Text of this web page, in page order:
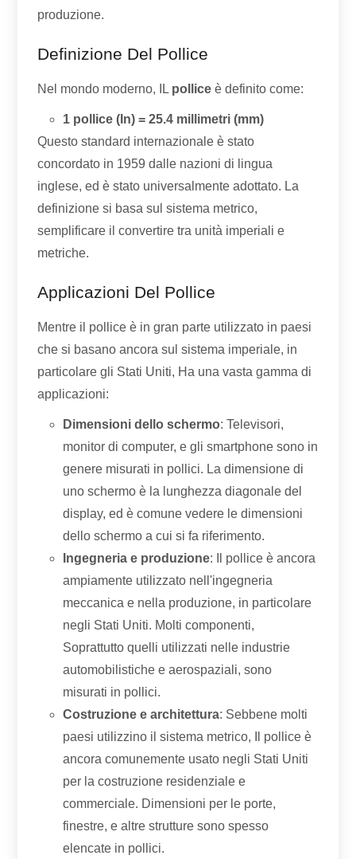
produzione.
Definizione Del Pollice
Nel mondo moderno, IL pollice è definito come:
1 pollice (In) = 25.4 millimetri (mm)
Questo standard internazionale è stato
concordato in 1959 dalle nazioni di lingua
inglese, ed è stato universalmente adottato. La
definizione si basa sul sistema metrico,
semplificare il convertire tra unità imperiali e
metriche.
Applicazioni Del Pollice
Mentre il pollice è in gran parte utilizzato in paesi
che si basano ancora sul sistema imperiale, in
particolare gli Stati Uniti, Ha una vasta gamma di
applicazioni:
Dimensioni dello schermo: Televisori,
monitor di computer, e gli smartphone sono in
genere misurati in pollici. La dimensione di
uno schermo è la lunghezza diagonale del
display, ed è comune vedere le dimensioni
dello schermo a cui si fa riferimento.
Ingegneria e produzione: Il pollice è ancora
ampiamente utilizzato nell'ingegneria
meccanica e nella produzione, in particolare
negli Stati Uniti. Molti componenti,
Soprattutto quelli utilizzati nelle industrie
automobilistiche e aerospaziali, sono
misurati in pollici.
Costruzione e architettura: Sebbene molti
paesi utilizzino il sistema metrico, Il pollice è
ancora comunemente usato negli Stati Uniti
per la costruzione residenziale e
commerciale. Dimensioni per le porte,
finestre, e altre strutture sono spesso
elencate in pollici.